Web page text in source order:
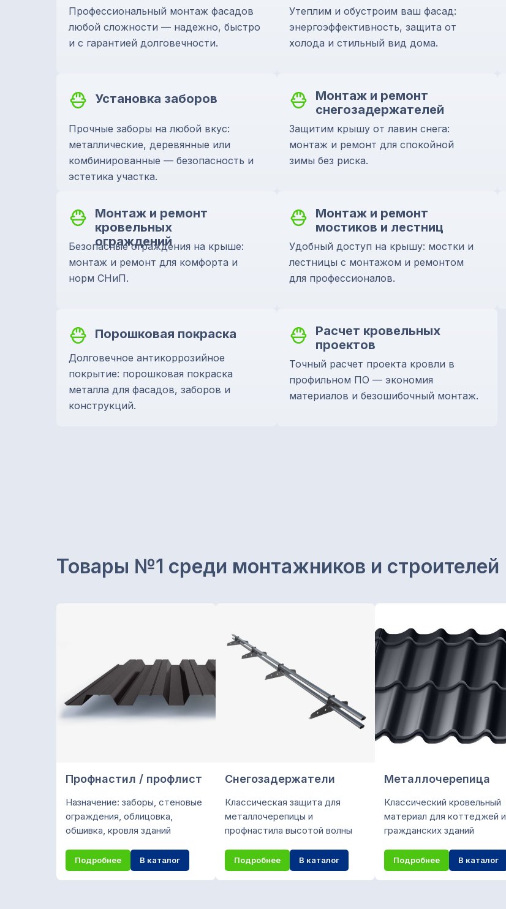
Профессиональный монтаж фасадов
любой сложности — надежно, быстро
и с гарантией долговечности.
Утеплим и обустроим ваш фасад:
энергоэффективность, защита от
холода и стильный вид дома.
Установка заборов
Прочные заборы на любой вкус:
металлические, деревянные или
комбинированные — безопасность и
эстетика участка.
Монтаж и ремонт
снегозадержателей
Защитим крышу от лавин снега:
монтаж и ремонт для спокойной
зимы без риска.
Монтаж и ремонт
кровельных
ограждений
Безопасные ограждения на крыше:
монтаж и ремонт для комфорта и
норм СНиП.
Монтаж и ремонт
мостиков и лестниц
Удобный доступ на крышу: мостки и
лестницы с монтажом и ремонтом
для профессионалов.
Порошковая покраска
Долговечное антикоррозийное
покрытие: порошковая покраска
металла для фасадов, заборов и
конструкций.
Расчет кровельных
проектов
Точный расчет проекта кровли в
профильном ПО — экономия
материалов и безошибочный монтаж.
Товары №1 среди монтажников и строителей
Профнастил / профлист
Назначение: заборы, стеновые
ограждения, облицовка,
обшивка, кровля зданий
Подробнее В каталог
Снегозадержатели
Классическая защита для
металлочерепицы и
профнастила высотой волны
Подробнее В каталог
Металлочерепица
Классический кровельный
материал для коттеджей и
гражданских зданий
Подробнее В каталог